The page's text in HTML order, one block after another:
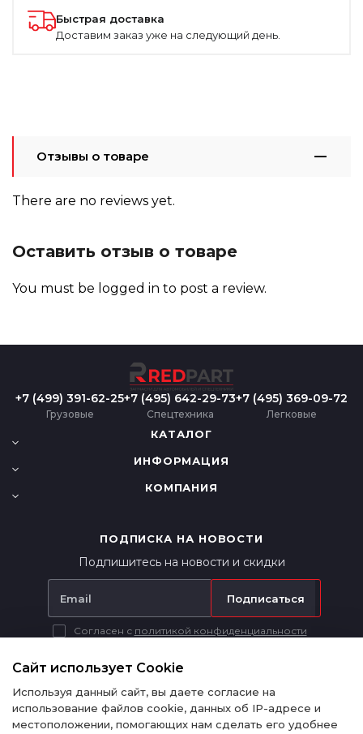
Быстрая доставка
Доставим заказ уже на следующий день.
Отзывы о товаре
There are no reviews yet.
Оставить отзыв о товаре
You must be logged in to post a review.
+7 (499) 391-62-25
Грузовые
+7 (495) 642-29-73
Спецтехника
+7 (495) 369-09-72
Легковые
КАТАЛОГ
ИНФОРМАЦИЯ
КОМПАНИЯ
ПОДПИСКА НА НОВОСТИ
Подпишитесь на новости и скидки
Подписаться
Согласен с политикой конфиденциальности
информационный характер и ни при каких условиях не является
публичной офертой в соответствии с п. 2 ст. 437 ГК РФ.
Сайт использует Cookie
Используя данный сайт, вы даете согласие на
использование файлов cookie, данных об IP-адресе и
местоположении, помогающих нам сделать его удобнее